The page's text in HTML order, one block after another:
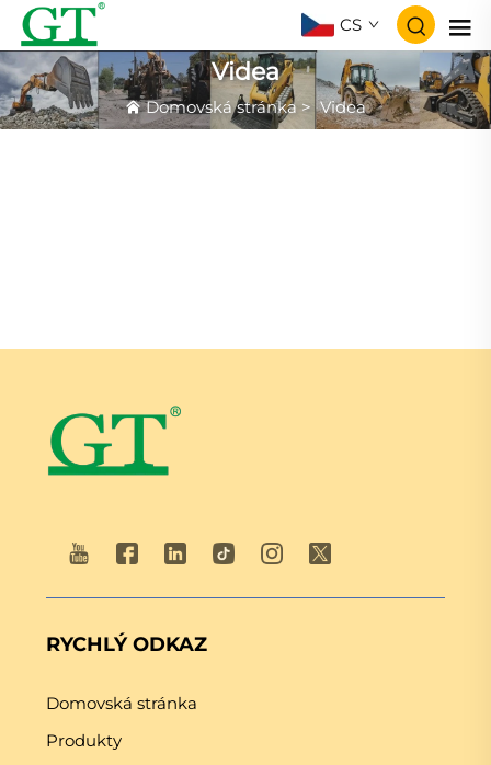
CS
Videa
Domovská stránka>Videa
RYCHLÝ ODKAZ
Domovská stránka
Produkty